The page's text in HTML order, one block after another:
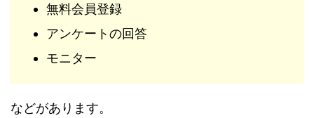
無料会員登録
アンケートの回答
モニター
などがあります。